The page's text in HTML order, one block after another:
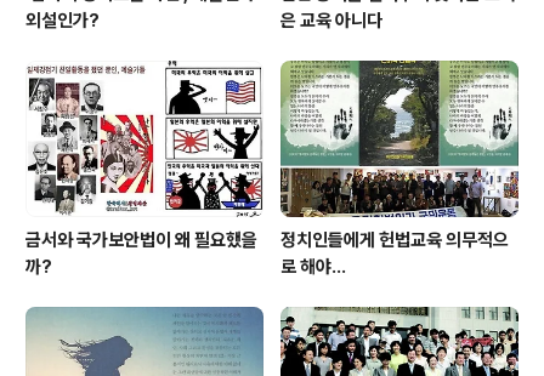
외설인가?
은 교육 아니다
금서와 국가보안법이 왜 필요했을
까?
정치인들에게 헌법교육 의무적으
로 해야…